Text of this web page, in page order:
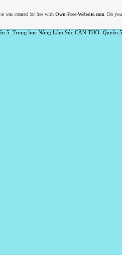
5_Trung hoc Nông Lâm Súc CẦN THƠ-
was created for free with Own-Free-Website.com. Do